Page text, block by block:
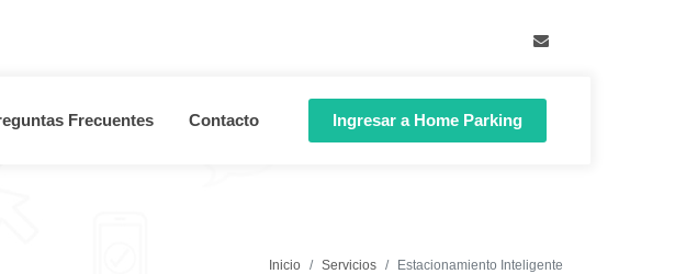
Frecuentes Contacto Ingresar a Home Parking
Inicio Servicios Estacionamiento Inteligente